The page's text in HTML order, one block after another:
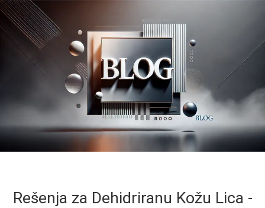
Rešenja za Dehidriranu Kožu Lica -